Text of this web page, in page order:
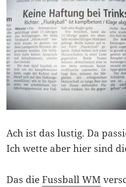
Ach ist das lustig. Da
Ich wette aber hier sind
Das dieFussball WM